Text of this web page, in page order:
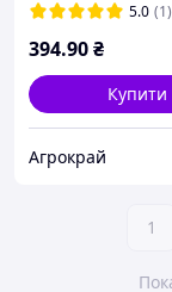
5.0 (1)
394.90₴
Купити
Агрокрай
1